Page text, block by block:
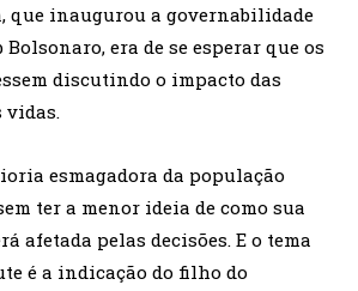
que inaugurou a governabilidade
era de se esperar que os
discutindo o impacto das
vidas.
esmagadora da população
ter a menor ideia de como sua
afetada pelas decisões. E o tema
é a indicação do filho do